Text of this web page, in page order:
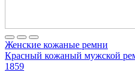
Женские кожаные ремни
Красный кожаный мужской
1859